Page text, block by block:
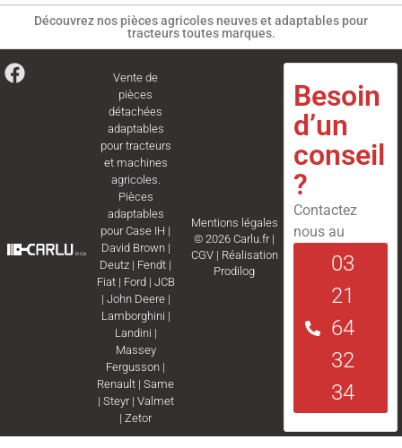
Découvrez nos pièces agricoles neuves et adaptables pour
tracteurs toutes marques.
Vente de
pièces
détachées
adaptables
pour tracteurs
et machines
agricoles.
Pièces
adaptables
pourCase IH |
David Brown|
Deutz | Fendt |
Fiat| Ford | JCB
| John Deere|
Lamborghini |
Landini |
Massey
Fergusson |
Renault |Same
| Steyr| Valmet
|Zetor
Mentions légales
© 2026 Carlu.fr |
CGV| Réalisation
Prodilog
Besoin
d’un
conseil
?
Contactez
nous au
03
21
64
32
34